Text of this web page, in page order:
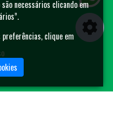
necessários clicando em
clique em